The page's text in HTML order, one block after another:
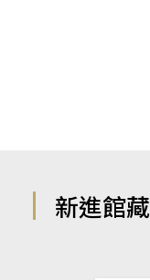
新進館藏